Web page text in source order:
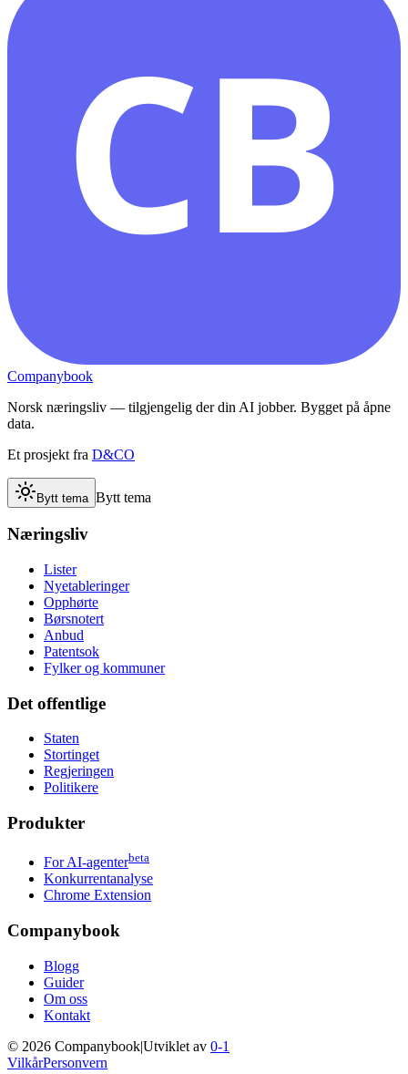
CB
Companybook
Norsk næringsliv — tilgjengelig der din AI jobber. Bygget på åpne
data.
Et prosjekt fra D&CO
Bytt tema Bytt tema
Næringsliv
Lister
Nyetableringer
Opphørte
Børsnotert
Anbud
Patentsok
Fylker og kommuner
Det offentlige
Staten
Stortinget
Regjeringen
Politikere
Produkter
For AI-agenterbeta
Konkurrentanalyse
Chrome Extension
Companybook
Blogg
Guider
Om oss
Kontakt
© 2026 Companybook|Utviklet av 0-1
VilkårPersonvern